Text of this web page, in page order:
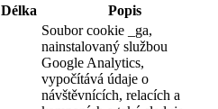
Délka Popis
Soubor cookie _ga,
nainstalovaný službou
Google Analytics,
vypočítává údaje o
návštěvnících, relacích a